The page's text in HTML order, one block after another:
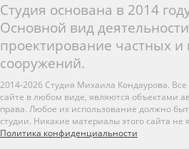
Студия основана в 2014
Основной вид
проектирование частных
сооружений.
2014-2026 Студия Михаила Кондаурова.
сайте в любом виде, являются объектами
права. Любое их использование должно
студии. Никакие материалы этого сайта
Политика конфиденциальности